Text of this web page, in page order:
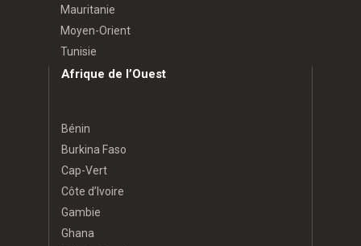
Mauritanie
Moyen-Orient
Tunisie
Afrique de l’Ouest
Bénin
Burkina Faso
Cap-Vert
Côte d’Ivoire
Gambie
Ghana